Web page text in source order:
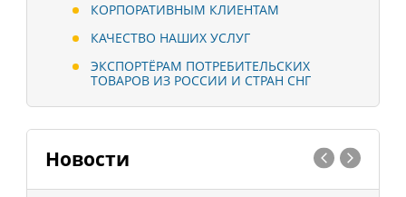
КОРПОРАТИВНЫМ КЛИЕНТАМ
КАЧЕСТВО НАШИХ УСЛУГ
ЭКСПОРТЁРАМ ПОТРЕБИТЕЛЬСКИХ
ТОВАРОВ ИЗ РОССИИ И СТРАН СНГ
Новости